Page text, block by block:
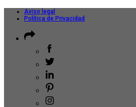
Aviso legal
Política de Privacidad